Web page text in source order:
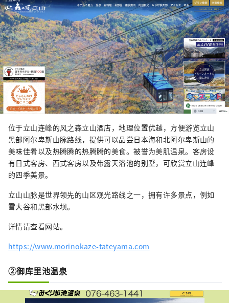
位于立山连峰的风之森立山酒店，地理位置优越，方便游览立山
黑部阿尔卑斯山脉路线，提供可以品尝日本海和北阿尔卑斯山的
美味佳肴以及热腾腾的热腾腾的美食。被誉为美肌温泉。客房设
有日式客房、西式客房以及带露天浴池的别墅，可欣赏立山连峰
的四季美景。
立山山脉是世界领先的山区观光路线之一，拥有许多景点，例如
雪大谷和黑部水坝。
详情请查看网站。
https://www.morinokaze-tateyama.com
②御库里池温泉